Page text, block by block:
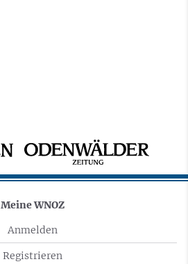
Meine WNOZ
Anmelden
Registrieren